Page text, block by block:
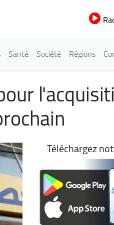
Santé Société Régions
Téléchargez